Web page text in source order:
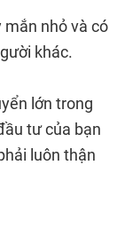
mắn nhỏ và có
khác.
lớn trong
tư của bạn
luôn thận